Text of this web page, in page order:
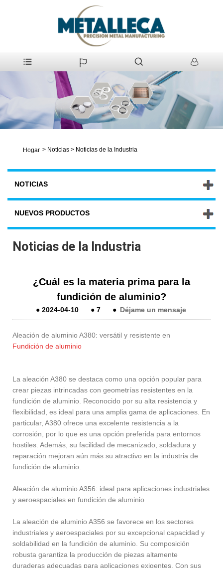
Hogar > Noticias > Noticias de la Industria
NOTICIAS
NUEVOS PRODUCTOS
Noticias de la Industria
¿Cuál es la materia prima para la
fundición de aluminio?
● 2024-04-10 ● 7 ● Déjame un mensaje
Aleación de aluminio A380: versátil y resistente en
Fundición de aluminio
La aleación A380 se destaca como una opción popular para
crear piezas intrincadas con geometrías resistentes en la
fundición de aluminio. Reconocido por su alta resistencia y
flexibilidad, es ideal para una amplia gama de aplicaciones. En
particular, A380 ofrece una excelente resistencia a la
corrosión, por lo que es una opción preferida para entornos
hostiles. Además, su facilidad de mecanizado, soldadura y
reparación mejoran aún más su atractivo en la industria de
fundición de aluminio.
Aleación de aluminio A356: ideal para aplicaciones industriales
y aeroespaciales en fundición de aluminio
La aleación de aluminio A356 se favorece en los sectores
industriales y aeroespaciales por su excepcional capacidad y
soldabilidad en la fundición de aluminio. Su composición
robusta garantiza la producción de piezas altamente
duraderas adecuadas para aplicaciones exigentes. Con sus